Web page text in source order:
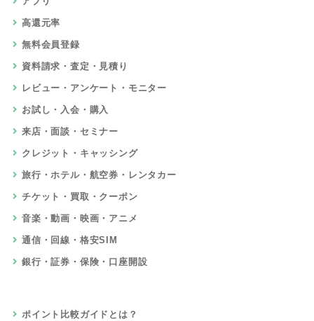
高還元率
無料会員登録
資料請求・査定・見積り
レビュー・アンケート・モニター
お試し・入会・購入
来店・面談・セミナー
クレジット・キャッシング
旅行・ホテル・航空券・レンタカー
チケット・買取・クーポン
音楽・動画・映画・アニメ
通信・回線・格安SIM
銀行・証券・保険・口座開設
ポイント比較ガイドとは？